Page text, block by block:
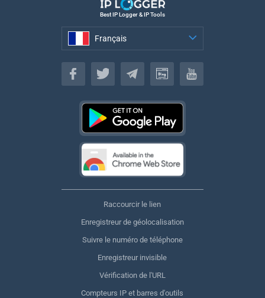
Best IP Logger & IP Tools
Français
Français
Raccourcir le lien
Enregistreur de géolocalisation
Suivre le numéro de téléphone
Enregistreur invisible
Vérification de l'URL
Compteurs IP et barres d'outils